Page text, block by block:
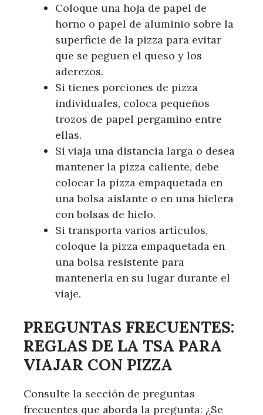
Coloque una hoja de papel de
horno o papel de aluminio sobre la
superficie de la pizza para evitar
que se peguen el queso y los
aderezos.
Si tienes porciones de pizza
individuales, coloca pequeños
trozos de papel pergamino entre
ellas.
Si viaja una distancia larga o desea
mantener la pizza caliente, debe
colocar la pizza empaquetada en
una bolsa aislante o en una hielera
con bolsas de hielo.
Si transporta varios artículos,
coloque la pizza empaquetada en
una bolsa resistente para
mantenerla en su lugar durante el
viaje.
PREGUNTAS FRECUENTES:
REGLAS DE LA TSA PARA
VIAJAR CON PIZZA
Consulte la sección de preguntas
frecuentes que aborda la pregunta: ¿Se